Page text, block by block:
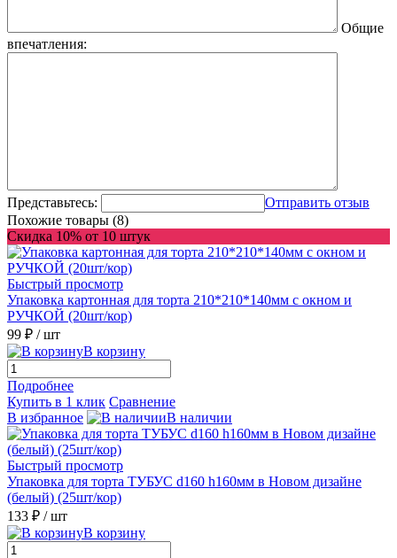
Общие
впечатления:
Представьтесь:
Отправить отзыв
Похожие товары (8)
Скидка 10% от 10 штук
Быстрый просмотр
Упаковка картонная для торта 210*210*140мм с окном и
РУЧКОЙ (20шт/кор)
99 ₽ / шт
В корзину
Подробнее
Купить в 1 клик Сравнение
В избранное
В наличии
Быстрый просмотр
Упаковка для торта ТУБУС d160 h160мм в Новом дизайне
(белый) (25шт/кор)
133 ₽ / шт
В корзину